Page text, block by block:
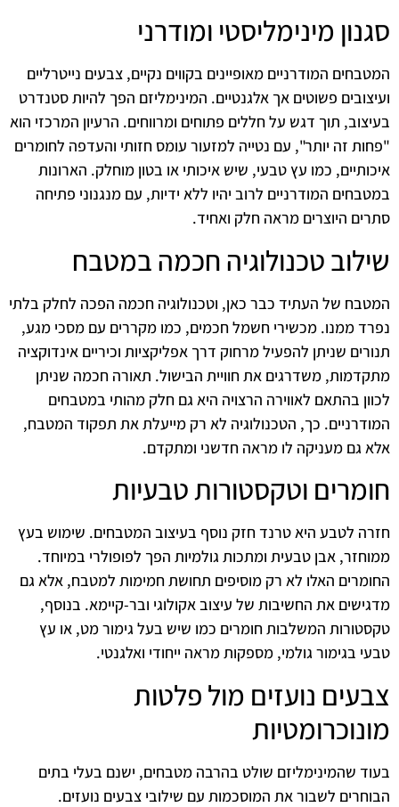
סגנון מינימליסטי ומודרני
המטבחים המודרניים מאופיינים בקווים נקיים, צבעים נייטרליים
ועיצובים פשוטים אך אלגנטיים. המינימליזם הפך להיות סטנדרט
בעיצוב, תוך דגש על חללים פתוחים ומרווחים. הרעיון המרכזי הוא
"פחות זה יותר", עם נטייה למזעור עומס חזותי והעדפה לחומרים
איכותיים, כמו עץ טבעי, שיש איכותי או בטון מוחלק. הארונות
במטבחים המודרניים לרוב יהיו ללא ידיות, עם מנגנוני פתיחה
סתרים היוצרים מראה חלק ואחיד.
שילוב טכנולוגיה חכמה במטבח
המטבח של העתיד כבר כאן, וטכנולוגיה חכמה הפכה לחלק בלתי
נפרד ממנו. מכשירי חשמל חכמים, כמו מקררים עם מסכי מגע,
תנורים שניתן להפעיל מרחוק דרך אפליקציות וכיריים אינדוקציה
מתקדמות, משדרגים את חוויית הבישול. תאורה חכמה שניתן
לכוון בהתאם לאווירה הרצויה היא גם חלק מהותי במטבחים
המודרניים. כך, הטכנולוגיה לא רק מייעלת את תפקוד המטבח,
אלא גם מעניקה לו מראה חדשני ומתקדם.
חומרים וטקסטורות טבעיות
חזרה לטבע היא טרנד חזק נוסף בעיצוב המטבחים. שימוש בעץ
ממוחזר, אבן טבעית ומתכות גולמיות הפך לפופולרי במיוחד.
החומרים האלו לא רק מוסיפים תחושת חמימות למטבח, אלא גם
מדגישים את החשיבות של עיצוב אקולוגי ובר-קיימא. בנוסף,
טקסטורות המשלבות חומרים כמו שיש בעל גימור מט, או עץ
טבעי בגימור גולמי, מספקות מראה ייחודי ואלגנטי.
צבעים נועזים מול פלטות
מונוכרומטיות
בעוד שהמינימליזם שולט בהרבה מטבחים, ישנם בעלי בתים
הבוחרים לשבור את המוסכמות עם שילובי צבעים נועזים.